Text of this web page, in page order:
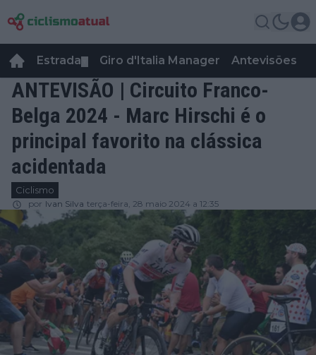
Estrada Giro d'Italia Manager Antevisões
ANTEVISÃO | Circuito Franco-
Belga 2024 - Marc Hirschi é o
principal favorito na clássica
acidentada
Ciclismo
por Ivan Silva terça-feira, 28 maio 2024 a 12:35